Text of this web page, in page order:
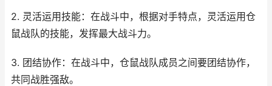
2. 灵活运用技能：在战斗中，根据对手特点，灵活运用仓
鼠战队的技能，发挥最大战斗力。
3. 团结协作：在战斗中，仓鼠战队成员之间要团结协作，
共同战胜强敌。